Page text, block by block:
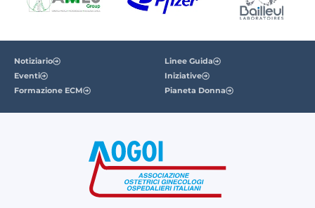
Notiziario
Eventi
Formazione ECM
Linee Guida
Iniziative
Pianeta Donna